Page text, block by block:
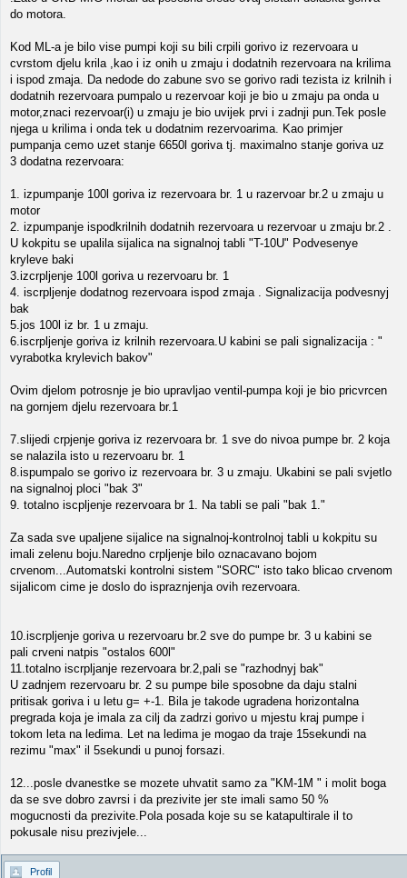
do motora.
Kod ML-a je bilo vise pumpi koji su bili crpili gorivo iz rezervoara u
cvrstom djelu krila ,kao i iz onih u zmaju i dodatnih rezervoara na krilima
i ispod zmaja. Da nedode do zabune svo se gorivo radi tezista iz krilnih i
dodatnih rezervoara pumpalo u rezervoar koji je bio u zmaju pa onda u
motor,znaci rezervoar(i) u zmaju je bio uvijek prvi i zadnji pun.Tek posle
njega u krilima i onda tek u dodatnim rezervoarima. Kao primjer
pumpanja cemo uzet stanje 6650l goriva tj. maximalno stanje goriva uz
3 dodatna rezervoara:
1. izpumpanje 100l goriva iz rezervoara br. 1 u razervoar br.2 u zmaju u
motor
2. izpumpanje ispodkrilnih dodatnih rezervoara u rezervoar u zmaju br.2 .
U kokpitu se upalila sijalica na signalnoj tabli "T-10U" Podvesenye
kryleve baki
3.izcrpljenje 100l goriva u rezervoaru br. 1
4. iscrpljenje dodatnog rezervoara ispod zmaja . Signalizacija podvesnyj
bak
5.jos 100l iz br. 1 u zmaju.
6.iscrpljenje goriva iz krilnih rezervoara.U kabini se pali signalizacija : "
vyrabotka krylevich bakov"
Ovim djelom potrosnje je bio upravljao ventil-pumpa koji je bio pricvrcen
na gornjem djelu rezervoara br.1
7.slijedi crpjenje goriva iz rezervoara br. 1 sve do nivoa pumpe br. 2 koja
se nalazila isto u rezervoaru br. 1
8.ispumpalo se gorivo iz rezervoara br. 3 u zmaju. Ukabini se pali svjetlo
na signalnoj ploci "bak 3"
9. totalno iscpljenje rezervoara br 1. Na tabli se pali "bak 1."
Za sada sve upaljene sijalice na signalnoj-kontrolnoj tabli u kokpitu su
imali zelenu boju.Naredno crpljenje bilo oznacavano bojom
crvenom...Automatski kontrolni sistem "SORC" isto tako blicao crvenom
sijalicom cime je doslo do ispraznjenja ovih rezervoara.
10.iscrpljenje goriva u rezervoaru br.2 sve do pumpe br. 3 u kabini se
pali crveni natpis "ostalos 600l"
11.totalno iscrpljanje rezervoara br.2,pali se "razhodnyj bak"
U zadnjem rezervoaru br. 2 su pumpe bile sposobne da daju stalni
pritisak goriva i u letu g= +-1. Bila je takode ugradena horizontalna
pregrada koja je imala za cilj da zadrzi gorivo u mjestu kraj pumpe i
tokom leta na ledima. Let na ledima je mogao da traje 15sekundi na
rezimu "max" il 5sekundi u punoj forsazi.
12...posle dvanestke se mozete uhvatit samo za "KM-1M " i molit boga
da se sve dobro zavrsi i da prezivite jer ste imali samo 50 %
mogucnosti da prezivite.Pola posada koje su se katapultirale il to
pokusale nisu prezivjele...
Profil